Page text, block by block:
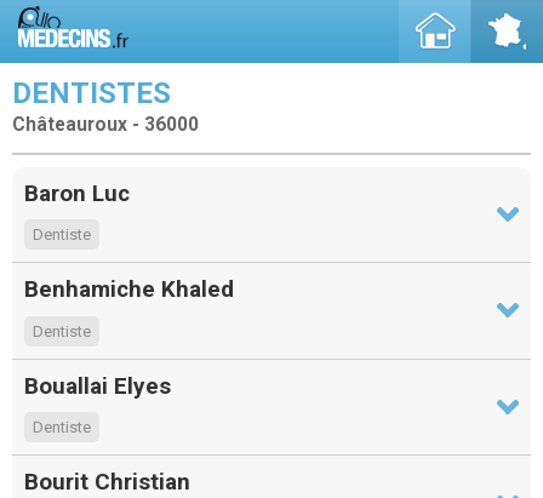
DENTISTES
Châteauroux - 36000
Baron Luc
Dentiste
Benhamiche Khaled
Dentiste
Bouallai Elyes
Dentiste
Bourit Christian